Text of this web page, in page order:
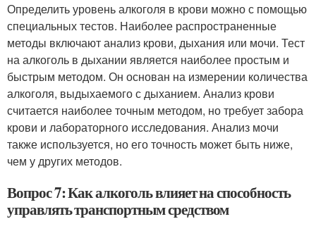
Определить уровень алкоголя в крови можно с помощью
специальных тестов. Наиболее распространенные
методы включают анализ крови, дыхания или мочи. Тест
на алкоголь в дыхании является наиболее простым и
быстрым методом. Он основан на измерении количества
алкоголя, выдыхаемого с дыханием. Анализ крови
считается наиболее точным методом, но требует забора
крови и лабораторного исследования. Анализ мочи
также используется, но его точность может быть ниже,
чем у других методов.
Вопрос 7: Как алкоголь влияет на способность
управлять транспортным средством